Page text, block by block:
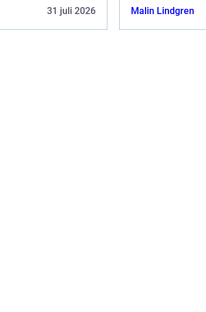
fördelarna med ...
31 juli 2026
kommer vi att
Malin Lindgren